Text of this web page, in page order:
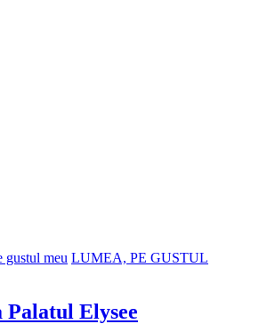
meu LUMEA, PE GUSTUL
Elysee